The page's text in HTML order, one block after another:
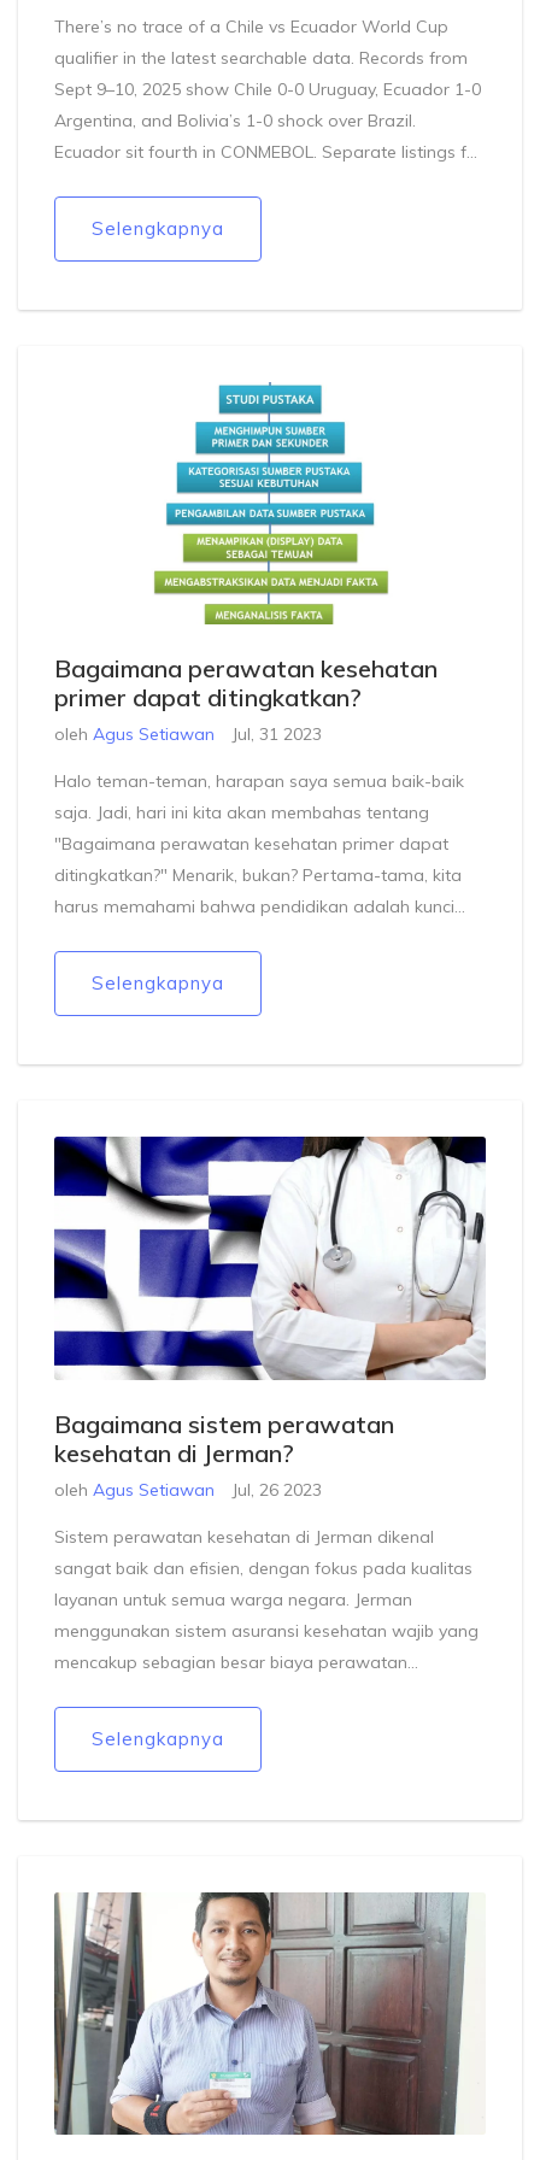
There’s no trace of a Chile vs Ecuador World Cup
qualifier in the latest searchable data. Records from
Sept 9–10, 2025 show Chile 0-0 Uruguay, Ecuador 1-0
Argentina, and Bolivia’s 1-0 shock over Brazil.
Ecuador sit fourth in CONMEBOL. Separate listings for
Selengkapnya
Bagaimana perawatan kesehatan
primer dapat ditingkatkan?
oleh Agus Setiawan Jul, 31 2023
Halo teman-teman, harapan saya semua baik-baik
saja. Jadi, hari ini kita akan membahas tentang
"Bagaimana perawatan kesehatan primer dapat
ditingkatkan?" Menarik, bukan? Pertama-tama, kita
harus memahami bahwa pendidikan adalah kunci
yang akan mendapatkan manfaatnya. Kedua,
teknologi, akses terhadap perawatan kesehatan
meningkatkan kualitas dan aksesibilitas perawatan
kesehatan primer. Jadi, ayo kita bersama-sama
tingkatkan kesadaran kita tentang kesehatan primer
dan jadikan Indonesia lebih sehat! Selalu ingat,
kesehatan adalah harta yang paling berharga.
Selengkapnya
Bagaimana sistem perawatan
kesehatan di Jerman?
oleh Agus Setiawan Jul, 26 2023
Sistem perawatan kesehatan di Jerman dikenal
sangat baik dan efisien, dengan fokus pada kualitas
layanan untuk semua warga negara. Jerman
menggunakan sistem asuransi kesehatan wajib yang
mencakup sebagian besar biaya perawatan
kesehatan yang sama. Meski biaya asuransi bisa
layanan yang sangat baik. Sistem ini mencakup
Selengkapnya